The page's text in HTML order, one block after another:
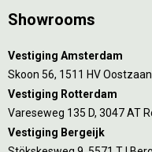
Showrooms
Vestiging Amsterdam
Skoon 56, 1511 HV Oostzaan
Vestiging Rotterdam
Vareseweg 135 D, 3047 AT
Vestiging Bergeijk